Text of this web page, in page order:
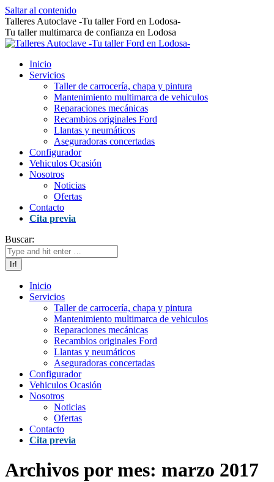
Saltar al contenido
Talleres Autoclave -Tu taller Ford en Lodosa-
Tu taller multimarca de confianza en Lodosa
Inicio
Servicios
Taller de carrocería, chapa y pintura
Mantenimiento multimarca de vehiculos
Reparaciones mecánicas
Recambios originales Ford
Llantas y neumáticos
Aseguradoras concertadas
Configurador
Vehiculos Ocasión
Nosotros
Noticias
Ofertas
Contacto
Cita previa
Buscar:
Inicio
Servicios
Taller de carrocería, chapa y pintura
Mantenimiento multimarca de vehiculos
Reparaciones mecánicas
Recambios originales Ford
Llantas y neumáticos
Aseguradoras concertadas
Configurador
Vehiculos Ocasión
Nosotros
Noticias
Ofertas
Contacto
Cita previa
Archivos por mes: marzo 2017